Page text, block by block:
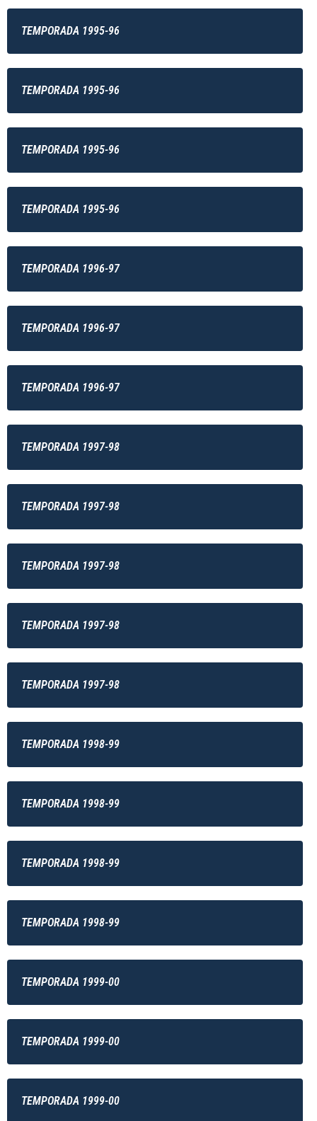
TEMPORADA 1995-96
TEMPORADA 1995-96
TEMPORADA 1995-96
TEMPORADA 1995-96
TEMPORADA 1996-97
TEMPORADA 1996-97
TEMPORADA 1996-97
TEMPORADA 1997-98
TEMPORADA 1997-98
TEMPORADA 1997-98
TEMPORADA 1997-98
TEMPORADA 1997-98
TEMPORADA 1998-99
TEMPORADA 1998-99
TEMPORADA 1998-99
TEMPORADA 1998-99
TEMPORADA 1999-00
TEMPORADA 1999-00
TEMPORADA 1999-00